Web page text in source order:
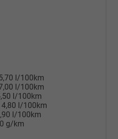
l/100km
l/100km
l/100km
4,80 l/100km
l/100km
g/km